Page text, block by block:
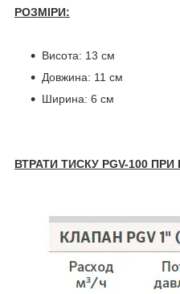
РОЗМІРИ:
Висота: 13 см
Довжина: 11 см
Ширина: 6 см
ВТРАТИ ТИСКУ PGV-100